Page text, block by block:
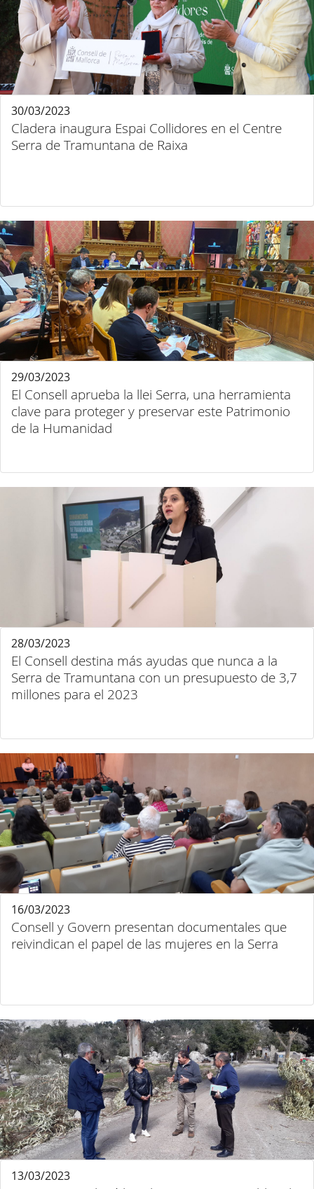
Cladera inaugura Espai Collidores en el Centre
Serra de Tramuntana de Raixa
30/03/2023
El Consell aprueba la llei Serra, una herramienta
clave para proteger y preservar este Patrimonio
de la Humanidad
29/03/2023
El Consell destina más ayudas que nunca a la
Serra de Tramuntana con un presupuesto de 3,7
millones para el 2023
28/03/2023
Consell y Govern presentan documentales que
reivindican el papel de las mujeres en la Serra
16/03/2023
13/03/2023